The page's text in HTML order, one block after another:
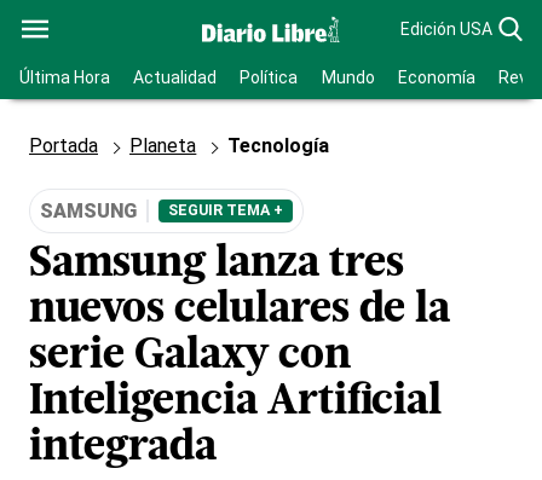
Edición USA
Última Hora Actualidad Política Mundo Economía
Portada Planeta Tecnología
SAMSUNG SEGUIR TEMA +
Samsung lanza tres
nuevos celulares de la
serie Galaxy con
Inteligencia Artificial
integrada